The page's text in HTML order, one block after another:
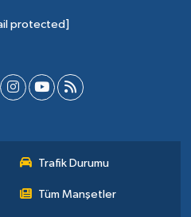
protected]
Trafik Durumu
Tüm Manşetler